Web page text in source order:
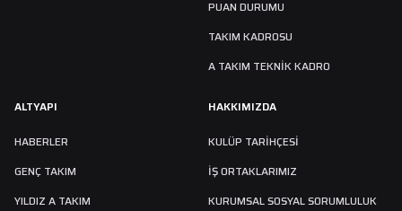
PUAN DURUMU
TAKIM KADROSU
A TAKIM TEKNİK KADRO
ALTYAPI
HABERLER
GENÇ TAKIM
YILDIZ A TAKIM
HAKKIMIZDA
KULÜP TARIHÇESI
İŞ ORTAKLARIMIZ
KURUMSAL SOSYAL SORUMLULUK